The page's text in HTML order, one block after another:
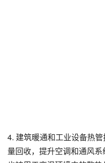
4. 建筑暖通和工业设备热
量回收，提升空调和通风